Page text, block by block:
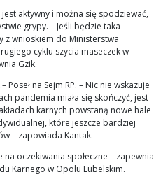
aktywny i można się spodziewać,
grypy. – Jeśli będzie taka
z wnioskiem do Ministerstwa
cyklu szycia maseczek w
Gzik.
na Sejm RP. – Nic nie wskazuje
pandemia miała się skończyć, jest
karnych powstaną nowe hale
które jeszcze bardziej
– zapowiada Kantak.
oczekiwania społeczne – zapewnia
Karnego w Opolu Lubelskim.